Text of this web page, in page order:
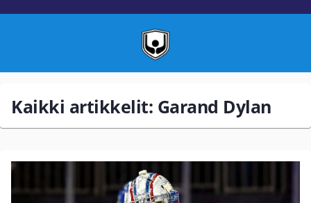
Kaikki artikkelit: Garand Dylan